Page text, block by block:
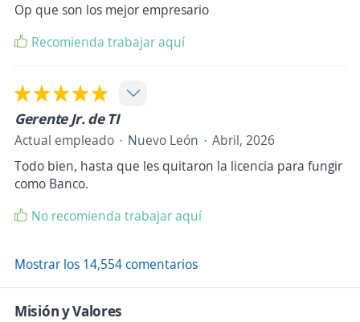
Op que son los mejor empresario
Recomienda trabajar aquí
Gerente Jr. de TI
Actual empleado Nuevo León
Abril, 2026
Todo bien, hasta que les quitaron la licencia para fungir
como Banco.
No recomienda trabajar aquí
Mostrar los 14,554 comentarios
Misión y Valores